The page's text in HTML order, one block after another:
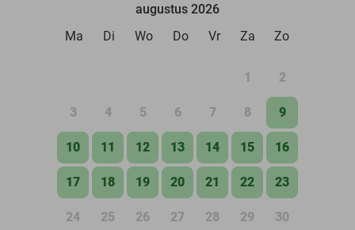
augustus 2026
Ma
Di Wo Do Vr Za Zo
1 2
3 4 5 6 7 8 9
10 11 12 13 14 15 16
17 18 19 20 21 22 23
24 25 26 27 28 29 30